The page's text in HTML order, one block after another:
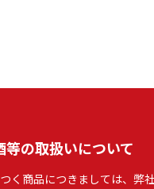
の取扱いについて
く商品につきましては、弊